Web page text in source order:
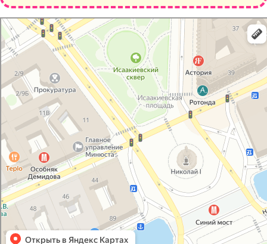
Санкт‑Петербург
Навигатор онлайн: построение маршрута на карте — Яндекс Карты